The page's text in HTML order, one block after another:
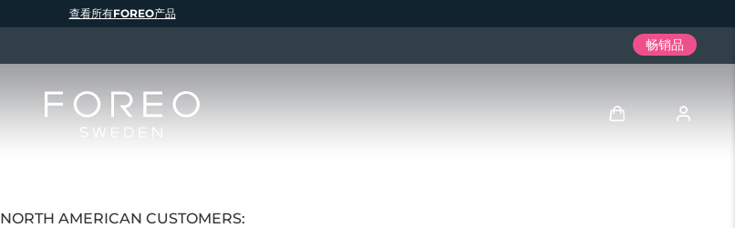
NORTH AMERICAN CUSTOMERS:
查看所有FOREO产品
畅销品